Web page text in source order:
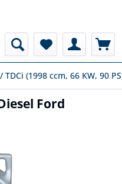
TDCi (1998 ccm, 66 KW, 90
Ford